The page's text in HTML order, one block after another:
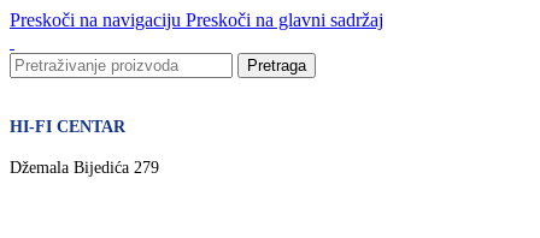
Preskoči na navigaciju Preskoči na glavni sadržaj
Pretraga
HI-FI CENTAR
Džemala Bijedića 279